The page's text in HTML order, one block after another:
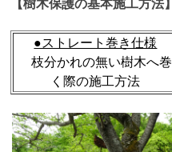
【樹木保護の基本施工方法】
●ストレート巻き仕様
枝分かれの無い樹木へ巻
く際の施工方法